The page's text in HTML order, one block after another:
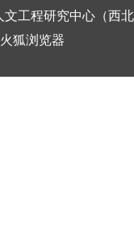
工程研究中心（西北
狐浏览器